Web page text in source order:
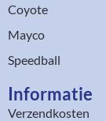
Coyote
Mayco
Speedball
Informatie
Verzendkosten